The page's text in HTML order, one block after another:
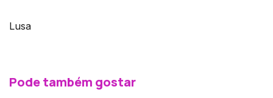
Lusa
Pode também gostar